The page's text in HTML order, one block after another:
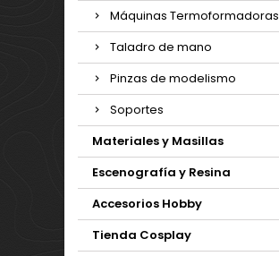
Máquinas Termoformadoras
Taladro de mano
Pinzas de modelismo
Soportes
Materiales y Masillas
Escenografía y Resina
Accesorios Hobby
Tienda Cosplay